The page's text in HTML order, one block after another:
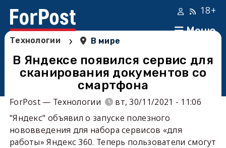
Меню
18+
Технологии › В мире
В Яндексе появился сервис для
сканирования документов со
смартфона
ForPost — Технологии
вт, 30/11/2021 - 11:06
"Яндекс'' объявил о запуске полезного
нововведения для набора сервисов «для
работы» Яндекс 360. Теперь пользователи смогут